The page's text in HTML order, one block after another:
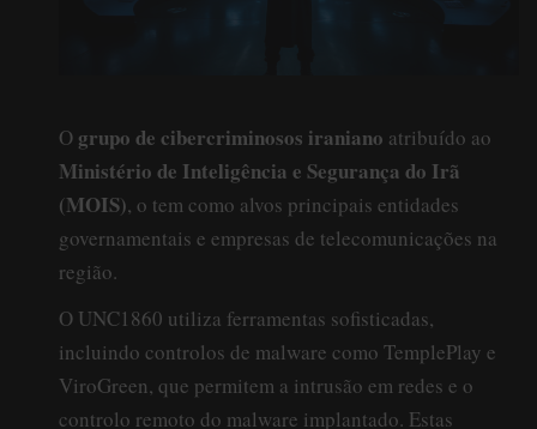
O grupo de cibercriminosos iraniano atribuído ao
Ministério de Inteligência e Segurança do Irã
(MOIS), o tem como alvos principais entidades
governamentais e empresas de telecomunicações na
região.
O UNC1860 utiliza ferramentas sofisticadas,
incluindo controlos de malware como TemplePlay e
ViroGreen, que permitem a intrusão em redes e o
controlo remoto do malware implantado. Estas